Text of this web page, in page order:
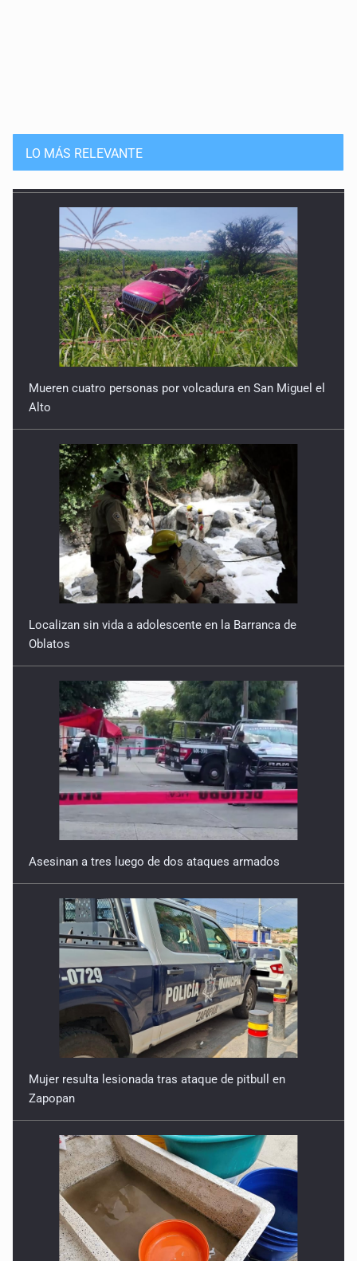
13 de Julio de 2026
No hay problema de salud
11 de Julio de 2026
Detienen en Tlajomulco a hombre con dos armas de fuego
y más de 50 cartuchos
10 de Julio de 2026
Instalan mesa de seguridad para conductores de ERT
9 de Julio de 2026
Que tiradero
10 de Julio de 2026
Detienen a conductor por amenazar con arma tras
incidente vial
9 de Julio de 2026
Reactivarán contraflujo en López Mateos Sur a partir del
13 de julio
Y no se enoje con el FBI
Lo que quedó del mundial
8 de Julio de 2026
Hombre es investigado por ser autor intelectual del
feminicidio de su madre
7 de Julio de 2026
A ver cuántos quedan
LO MÁS RELEVANTE
Mueren cuatro personas por volcadura en San Miguel el
Alto
Localizan sin vida a adolescente en la Barranca de
Oblatos
Asesinan a tres luego de dos ataques armados
Mujer resulta lesionada tras ataque de pitbull en
Zapopan